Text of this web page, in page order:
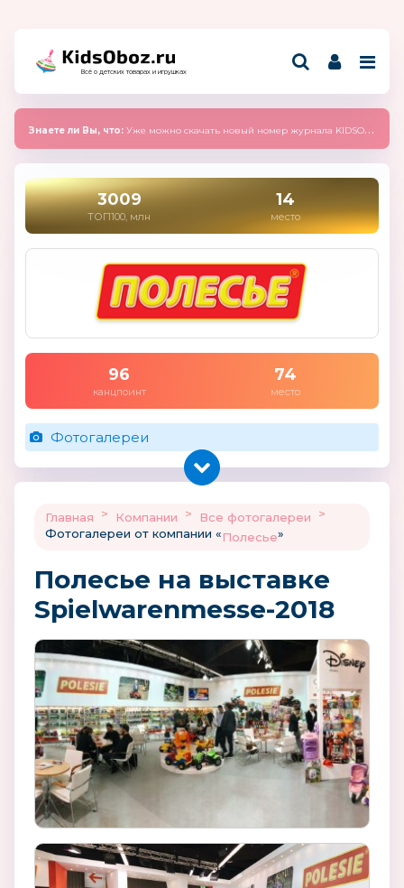
Всё о детских товарах и игрушках
Знаете ли Вы, что: Уже можно скачать новый номер журнала KIDSOBOZ 2025 (сентябрь)
3009
ТОП100, млн
14
место
96
канцпоинт
74
место
Фотогалереи
Главная > Компании > Все фотогалереи
>
Фотогалереи от компании «Полесье»
Полесье на выставке
Spielwarenmesse-2018